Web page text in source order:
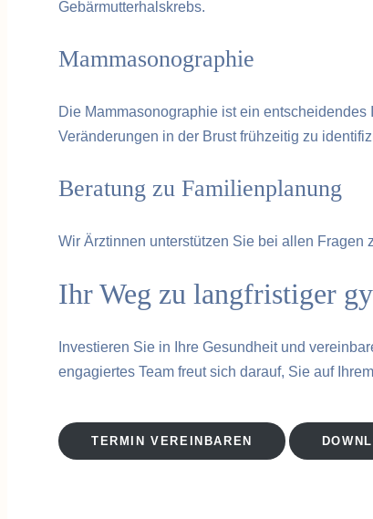
Gebärmutterhalskrebs.
Mammasonographie
Die Mammasonographie ist ein
Veränderungen in der Brust frühzeitig zu
Beratung zu Familienplanung
Wir Ärztinnen unterstützen Sie bei allen
Ihr Weg zu langfristiger
Investieren Sie in Ihre Gesundheit und
engagiertes Team freut sich darauf, Sie auf
TERMIN VEREINBAREN